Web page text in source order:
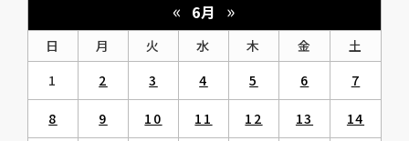
« 6月 »
日 月 火 水 木 金
土
1
2 3 4 5 6 7
8 9 10 11 12 13 14